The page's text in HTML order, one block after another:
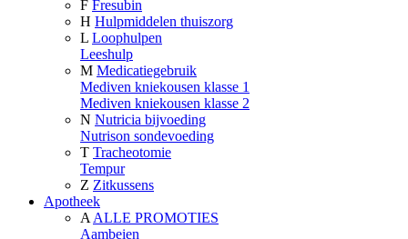
F Fresubin
H Hulpmiddelen thuiszorg
L Loophulpen
Leeshulp
M Medicatiegebruik
Mediven kniekousen klasse 1
Mediven kniekousen klasse 2
N Nutricia bijvoeding
Nutrison sondevoeding
T Tracheotomie
Tempur
Z Zitkussens
Apotheek
A ALLE PROMOTIES
Aambeien